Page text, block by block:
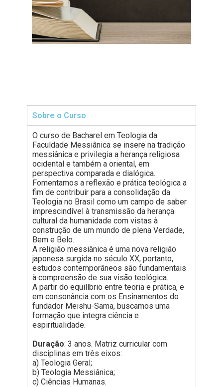
.
.
Sobre o Curso
O curso de Bacharel em Teologia da
Faculdade Messiânica se insere na tradição
messiânica e privilegia a herança religiosa
ocidental e também a oriental, em
perspectiva comparada e dialógica.
Fomentamos a reflexão e prática teológica a
fim de contribuir para a consolidação da
Teologia no Brasil como um campo de saber
imprescindível à transmissão da herança
cultural da humanidade com vistas à
construção de um mundo de plena Verdade,
Bem e Belo.
A religião messiânica é uma nova religião
japonesa surgida no século XX, portanto,
estudos contemporâneos são fundamentais
à compreensão de sua visão teológica.
A partir do equilíbrio entre teoria e prática, e
em consonância com os Ensinamentos do
fundador Meishu-Sama, buscamos uma
formação que integra ciência e
espiritualidade.
Duração: 3 anos. Matriz curricular com
disciplinas em três eixos:
a) Teologia Geral;
b) Teologia Messiânica;
c) Ciências Humanas.